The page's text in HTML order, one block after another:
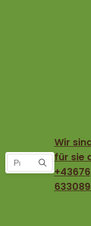
Wir
für sie
+43676